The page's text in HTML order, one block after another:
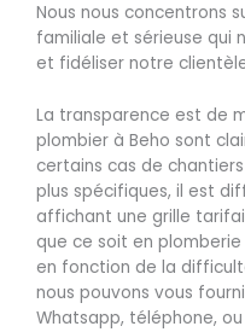
Nous nous concentrons
familiale et sérieuse qui
et fidéliser notre
La transparence est de
plombier à Beho sont
certains cas de
plus spécifiques, il est
affichant une grille
que ce soit en
en fonction de la
nous pouvons vous
Whatsapp, téléphone,